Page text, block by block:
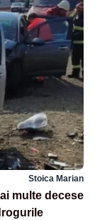
Stoica Marian
multe decese